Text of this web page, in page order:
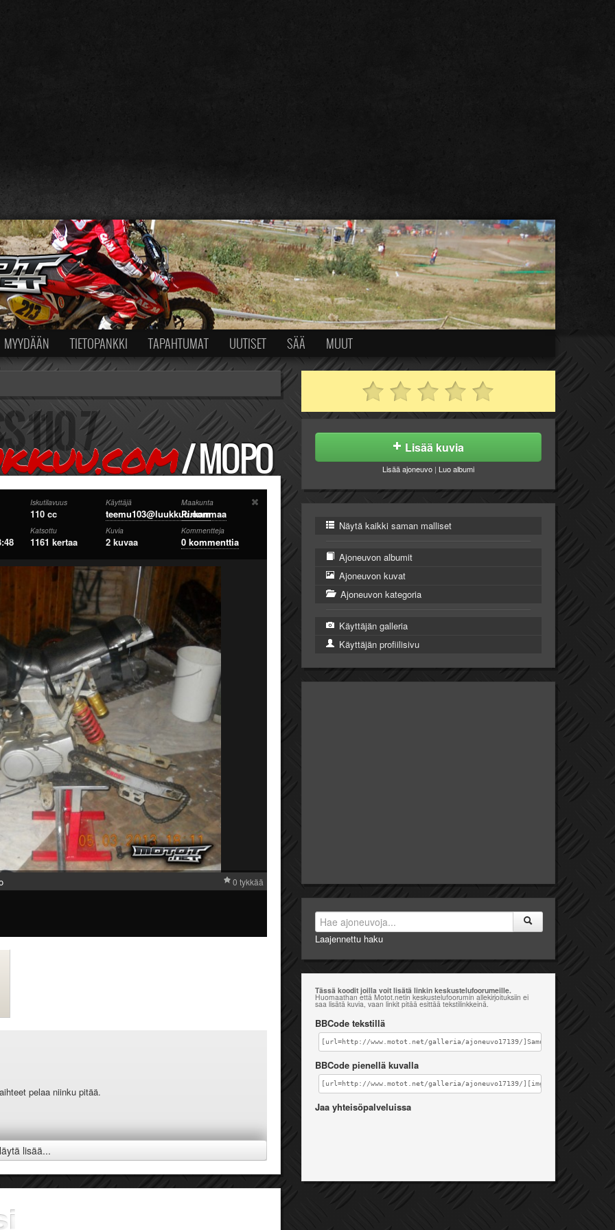
MYYDÄÄN TIETOPANKKI TAPAHTUMAT UUTISET SÄÄ MUUT
/MOPO
Iskutilavuus
110 cc
Käyttäjä
teemu103@luukkuu.com
Maakunta
Pirkanmaa
Katsottu
1161 kertaa
Kuvia
2 kuvaa
Kommentteja
0 kommenttia
0 tykkää
lisää...
pelaa niinku pitää.
laitokseen mikä pelaa.
Lisää kuvia
Lisää ajoneuvo | Luo albumi
Näytä kaikki saman malliset
Ajoneuvon albumit
Ajoneuvon kuvat
Ajoneuvon kategoria
Käyttäjän galleria
Käyttäjän profiilisivu
Laajennettu haku
Tässä koodit joilla voit lisätä linkin keskustelufoorumeille.
Huomaathan että Motot.netin keskustelufoorumin allekirjoituksiin ei
saa lisätä kuvia, vaan linkit pitää esittää tekstilinkkeinä.
BBCode tekstillä
[url=http://www.motot.net/galleria/ajoneuvo17139/]Samurai Cross 110 [/
BBCode pienellä kuvalla
[url=http://www.motot.net/galleria/ajoneuvo17139/][img]http://
Jaa yhteisöpalveluissa